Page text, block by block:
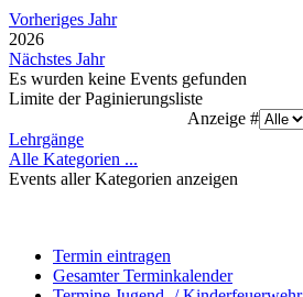
Vorheriges Jahr
2026
Nächstes Jahr
Es wurden keine Events gefunden
Limite der Paginierungsliste
Anzeige #
Lehrgänge
Alle Kategorien ...
Events aller Kategorien anzeigen
Termin eintragen
Gesamter Terminkalender